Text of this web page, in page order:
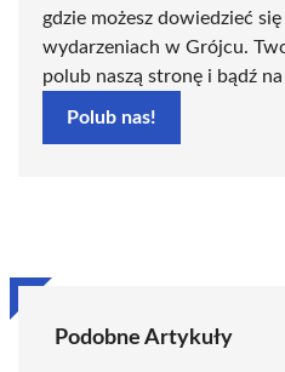
gdzie możesz dowiedzieć
wydarzeniach w Grójcu.
polub naszą stronę i bądź
Polub nas!
Podobne Artykuły